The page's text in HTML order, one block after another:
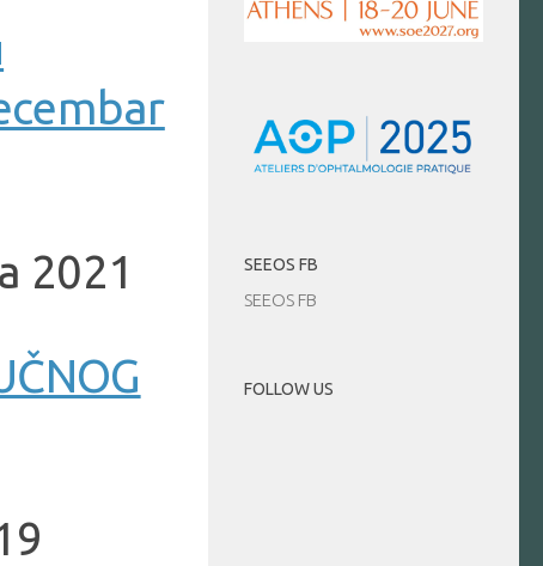
2021 SEEOS FB
SEEOS FB
FOLLOW US